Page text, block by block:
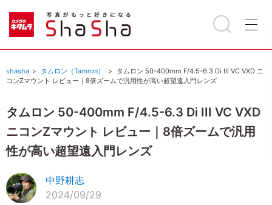
shasha タムロン（Tamron）
タムロン 50-400mm F/4.5-6.3 Di III VC VXD ニ
コンZマウント レビュー｜8倍ズームで汎用性が高い超望遠入門レンズ
タムロン 50-400mm F/4.5-6.3 Di III VC VXD
ニコンZマウント レビュー｜8倍ズームで汎用
性が高い超望遠入門レンズ
中野耕志
2024/09/29